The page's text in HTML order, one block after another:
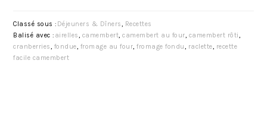
Classé sous : Déjeuners & Dîners, Recettes
Balisé avec : airelles, camembert,camembert au four, camembert rôti,
cranberries, fondue, fromage au four,fromage fondu, raclette, recette
facile camembert